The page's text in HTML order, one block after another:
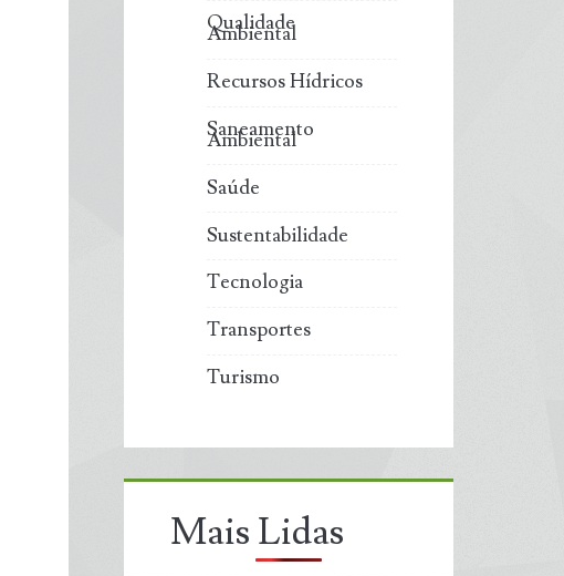
Qualidade
Ambiental
Recursos Hídricos
Saneamento
Ambiental
Saúde
Sustentabilidade
Tecnologia
Transportes
Turismo
Mais Lidas